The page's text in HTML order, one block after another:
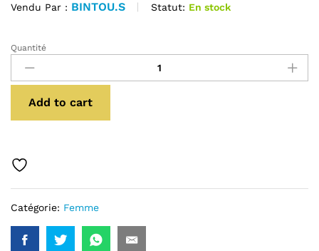
Vendu Par : BINTOU.S Statut: En stock
Broder
quantité
Quantité
Add to cart
Catégorie: Femme